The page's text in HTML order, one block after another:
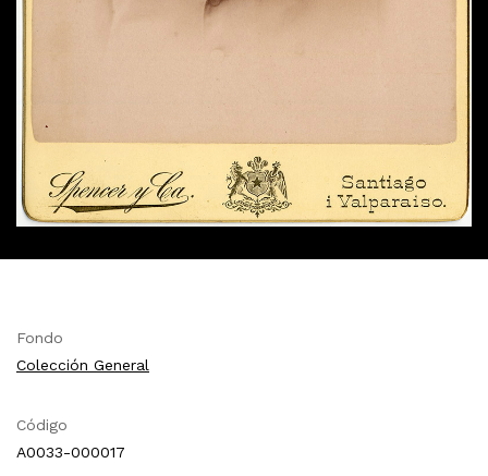
Fondo
Colección General
Código
A0033-000017